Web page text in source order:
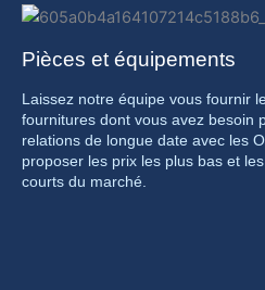
Pièces et équipements
Laissez notre équipe vous fournir
fournitures dont vous avez besoin
relations de longue date avec les
proposer les prix les plus bas et
courts du marché.